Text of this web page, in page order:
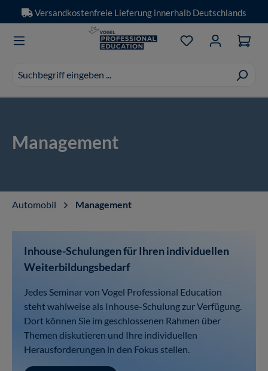
Zum Hauptinhalt springen
Versandkostenfreie Lieferung innerhalb Deutschlands
erscheinen
während
Du hast 0
Management
Automobil Management
Inhouse-Schulungen für Ihren individuellen
Weiterbildungsbedarf
Jedes Seminar von Vogel Professional Education
steht wahlweise als Inhouse-Schulung zur Verfügung.
Dort können Sie im geschlossenen Rahmen über
Themen diskutieren und Ihre individuellen
Herausforderungen in den Fokus stellen.